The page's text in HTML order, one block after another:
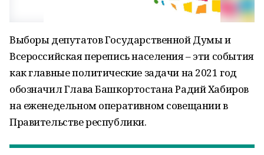
Выборы депутатов Государственной Думы и
Всероссийская перепись населения – эти события
как главные политические задачи на 2021 год
обозначил Глава Башкортостана Радий Хабиров
на еженедельном оперативном совещании в
Правительстве республики.